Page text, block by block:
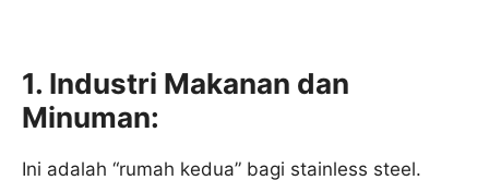
1. Industri Makanan dan
Minuman:
Ini adalah “rumah kedua” bagi stainless steel.